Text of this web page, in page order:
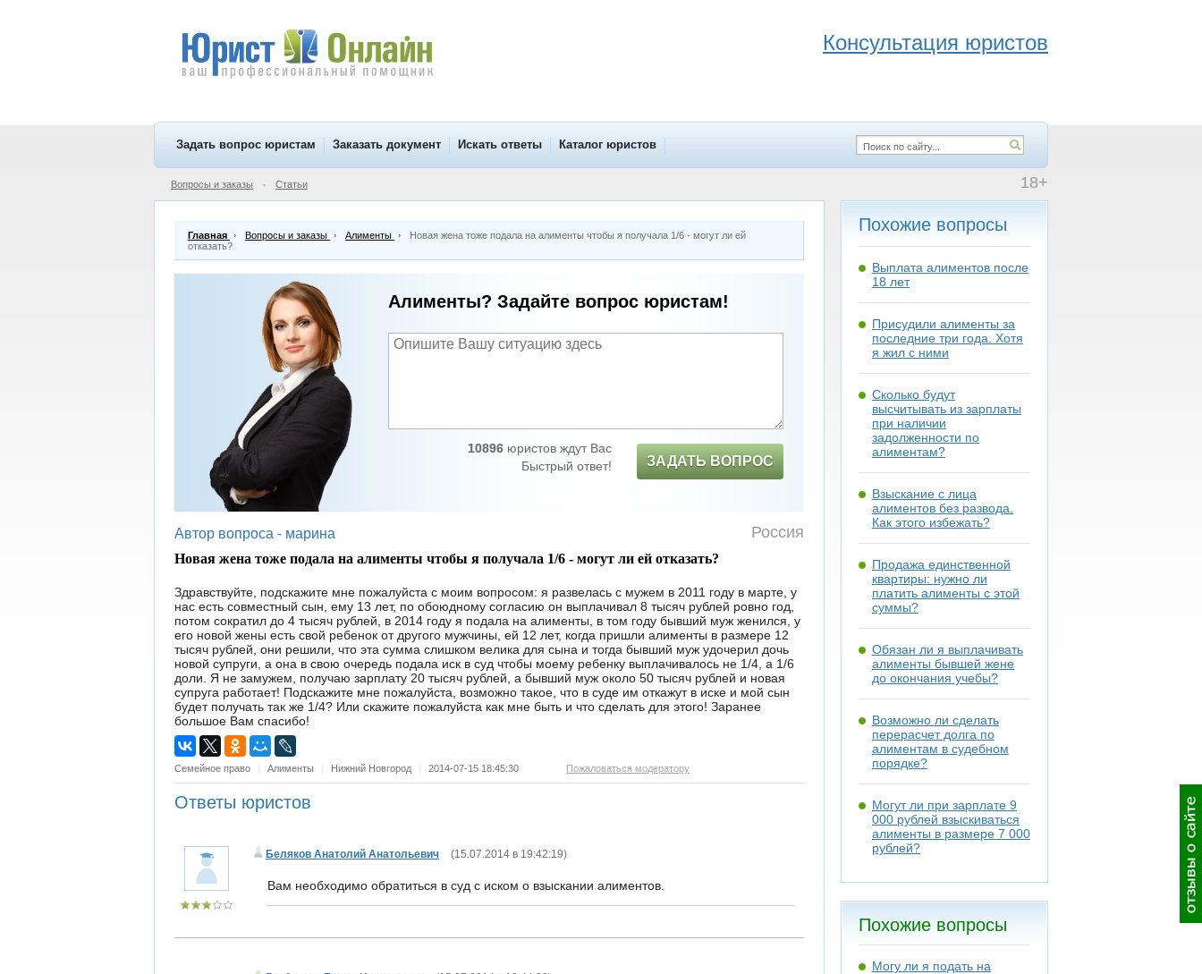
Консультация юристов
Задать вопрос юристам Заказать документ Искать ответы Каталог юристов
18+
Вопросы и заказы • Статьи
Главная Вопросы и заказы Алименты
Новая жена тоже подала на алименты чтобы я получала 1/6 - могут ли ей
отказать?
Алименты? Задайте вопрос юристам!
10896юристов ждут Вас
Быстрый ответ!
ЗАДАТЬ ВОПРОС
Автор вопроса - марина Россия
Новая жена тоже подала на алименты чтобы я получала 1/6 - могут ли ей отказать?
Здравствуйте, подскажите мне пожалуйста с моим вопросом: я развелась с мужем в 2011 году в марте, у
нас есть совместный сын, ему 13 лет, по обоюдному согласию он выплачивал 8 тысяч рублей ровно год,
потом сократил до 4 тысяч рублей, в 2014 году я подала на алименты, в том году бывший муж женился, у
его новой жены есть свой ребенок от другого мужчины, ей 12 лет, когда пришли алименты в размере 12
тысяч рублей, они решили, что эта сумма слишком велика для сына и тогда бывший муж удочерил дочь
новой супруги, а она в свою очередь подала иск в суд чтобы моему ребенку выплачивалось не 1/4, а 1/6
доли. Я не замужем, получаю зарплату 20 тысяч рублей, а бывший муж около 50 тысяч рублей и новая
супруга работает! Подскажите мне пожалуйста, возможно такое, что в суде им откажут в иске и мой сын
будет получать так же 1/4? Или скажите пожалуйста как мне быть и что сделать для этого! Заранее
большое Вам спасибо!
Семейное право | Алименты | Нижний Новгород | 2014-07-15 18:45:30 Пожаловаться модератору
Ответы юристов
Беляков Анатолий Анатольевич (15.07.2014 в 19:42:19)
Вам необходимо обратиться в суд с иском о взыскании алиментов.
Похожие вопросы
Выплата алиментов после
18 лет
Присудили алименты за
последние три года. Хотя
я жил с ними
Сколько будут
высчитывать из зарплаты
при наличии
задолженности по
алиментам?
Взыскание с лица
алиментов без развода.
Как этого избежать?
Продажа единственной
квартиры: нужно ли
платить алименты с этой
суммы?
Обязан ли я выплачивать
алименты бывшей жене
до окончания учебы?
Возможно ли сделать
перерасчет долга по
алиментам в судебном
порядке?
Могут ли при зарплате 9
000 рублей взыскиваться
алименты в размере 7 000
рублей?
Похожие вопросы
Могу ли я подать на